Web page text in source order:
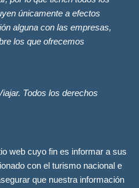
únicamente a efectos
alguna con las empresas,
los que ofrecemos
Todos los derechos
web cuyo fin es informar a sus
con el turismo nacional e
que nuestra información